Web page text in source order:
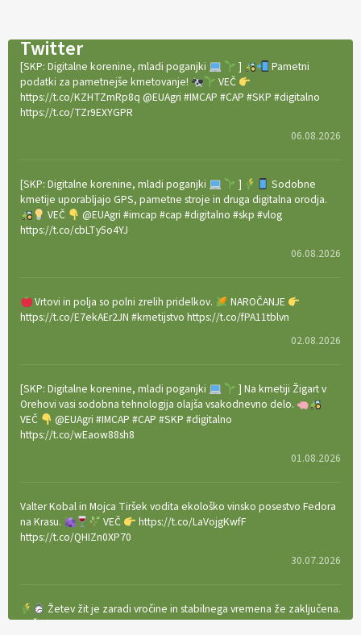
Twitter
[SKP: Digitalne korenine, mladi poganjki ]
Pametni
podatki za pametnejše kmetovanje!
VEČ
https://t.co/KZHTZmRp8q @EUAgri #IMCAP #CAP #SKP #digitalno
https://t.co/TZr9EXYGPR
06.08.2026
[SKP: Digitalne korenine, mladi poganjki ]
Sodobne
kmetije uporabljajo GPS, pametne stroje in druga digitalna orodja.
VEČ
@EUAgri #imcap #cap #digitalno #skp #vlog
https://t.co/cbLTy5o4YJ
06.08.2026
Vrtovi in polja so polni zrelih pridelkov.
NAROČANJE
https://t.co/E7ekAEr2JN #kmetijstvo https://t.co/fPA11tblvn
02.08.2026
[SKP: Digitalne korenine, mladi poganjki
] Na kmetiji Žigart v
Orehovi vasi sodobna tehnologija olajša vsakodnevno delo.
VEČ
@EUAgri #IMCAP #CAP #SKP #digitalno
https://t.co/wEaow88sh8
01.08.2026
Valter Kobal in Mojca Tiršek vodita ekološko vinsko posestvo Fedora
na Krasu.
VEČ
https://t.co/LaVojgKwfF
https://t.co/QHIZn0XP70
30.07.2026
Žetev žit je zaradi vročine in stabilnega vremena že zaključena.
VEČ
https://t.co/bBWaIz6Hhh https://t.co/TtKoOF5ENS